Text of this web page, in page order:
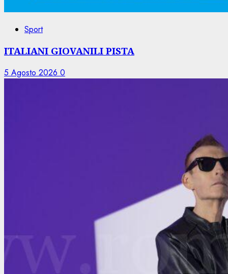
Sport
ITALIANI GIOVANILI PISTA
5 Agosto 2026 0